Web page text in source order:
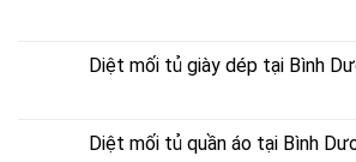
Diệt mối tủ giày dép tại Bình
Diệt mối tủ quần áo tại Bình